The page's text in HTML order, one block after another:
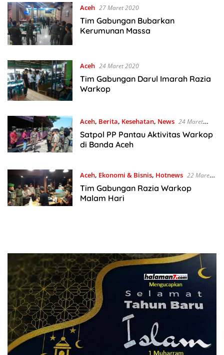
Aceh 27 Maret 2020
Tim Gabungan Bubarkan
Kerumunan Massa
Aceh 24 Maret 2020
Tim Gabungan Darul Imarah Razia
Warkop
Aceh, Berita, Kesehatan, News 24 Maret
2020
Satpol PP Pantau Aktivitas Warkop
di Banda Aceh
Aceh, Ekonomi & Bisnis, Hotnews 22 Maret
2020
Tim Gabungan Razia Warkop
Malam Hari